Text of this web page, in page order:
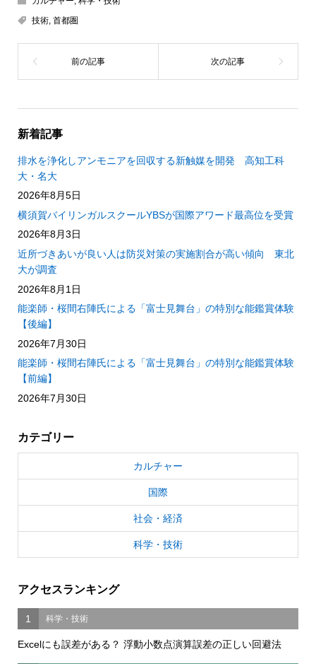
技術, 首都圏
新着記事
排水を浄化しアンモニアを回収する新触媒を開発 高知工科
大・名大
2026年8月5日
横須賀バイリンガルスクールYBSが国際アワード最高位を受賞
2026年8月3日
近所づきあいが良い人は防災対策の実施割合が高い傾向 東北
大が調査
2026年8月1日
能楽師・桜間右陣氏による「富士見舞台」の特別な能鑑賞体験
【後編】
2026年7月30日
能楽師・桜間右陣氏による「富士見舞台」の特別な能鑑賞体験
【前編】
2026年7月30日
カテゴリー
カルチャー
国際
社会・経済
科学・技術
アクセスランキング
1 科学・技術
Excelにも誤差がある？ 浮動小数点演算誤差の正しい回避法